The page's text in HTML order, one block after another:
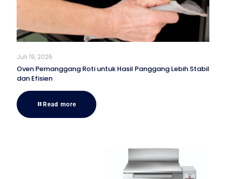
Juli 19, 2026
Oven Pemanggang Roti untuk Hasil Panggang Lebih Stabil
dan Efisien
Read more